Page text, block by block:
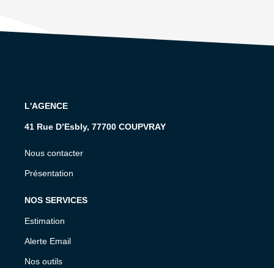
L'AGENCE
41 Rue D’Esbly, 77700 COUPVRAY
Nous contacter
Présentation
NOS SERVICES
Estimation
Alerte Email
Nos outils